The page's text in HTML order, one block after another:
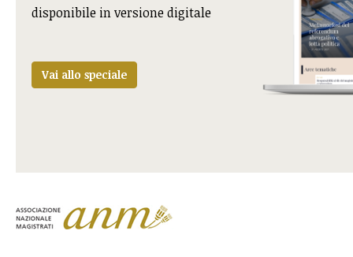
disponibile in versione digitale
Vai allo speciale